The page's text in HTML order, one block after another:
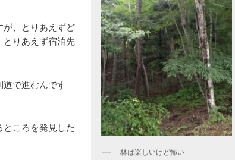
林は楽しいけど怖い
が、とりあえずど
とりあえず宿泊先
で進むんです
ころを発見した